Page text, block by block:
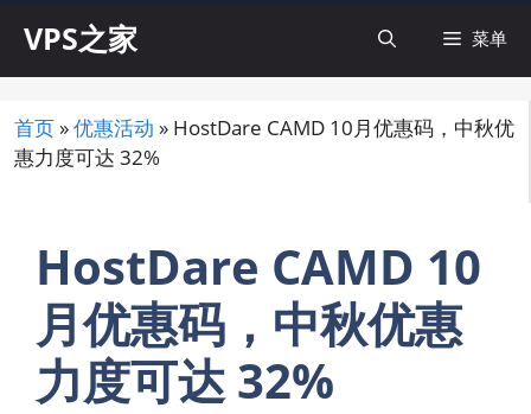
内
VPS之家 菜单
首页 »优惠活动 » HostDare CAMD 10月优惠码，中秋优
惠力度可达 32%
HostDare CAMD 10
月优惠码，中秋优惠
力度可达 32%